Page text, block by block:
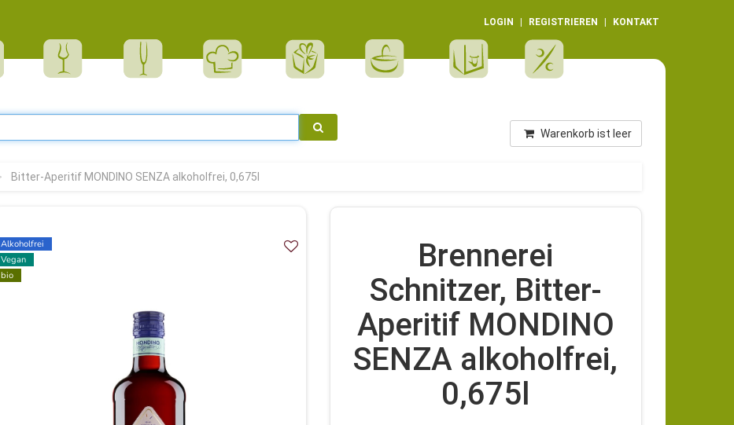
LOGIN REGISTRIEREN KONTAKT
Warenkorb ist leer
Bitter-Aperitif MONDINO SENZA alkoholfrei, 0,675l
Alkoholfrei
Vegan
bio
Brennerei
Schnitzer, Bitter-
Aperitif MONDINO
SENZA alkoholfrei,
0,675l